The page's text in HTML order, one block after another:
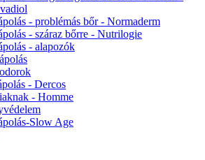
- problémás bőr - Normaderm
- száraz bőrre - Nutrilogie
- alapozók
- Dercos
- Homme
Slow Age